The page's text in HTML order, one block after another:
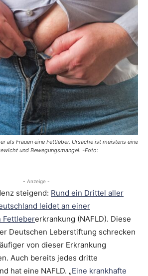
als Frauen eine Fettleber. Ursache ist meistens eine
und Bewegungsmangel. -Foto:
- Anzeige -
steigend: Rund ein Drittel aller
leidet an einer
Fettlebererkrankung (NAFLD). Diese
Deutschen Leberstiftung schrecken
von dieser Erkrankung
Auch bereits jedes dritte
hat eine NAFLD. „Eine krankhafte